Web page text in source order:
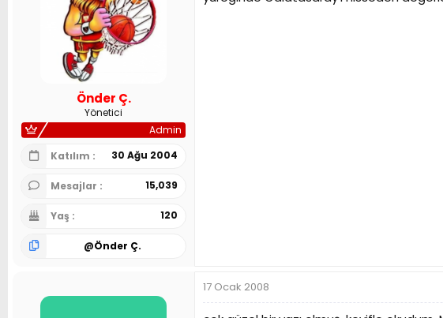
Önder Ç.
Yönetici
Admin
Katılım
30 Ağu 2004
Mesajlar 15,039
Yaş 120
@Önder Ç.
17 Ocak 2008